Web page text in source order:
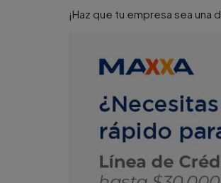
¡Haz que tu empresa sea una